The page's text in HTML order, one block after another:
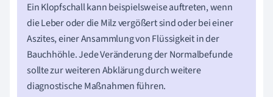
Ein Klopfschall kann beispielsweise auftreten, wenn
die Leber oder die Milz vergößert sind oder bei einer
Aszites, einer Ansammlung von Flüssigkeit in der
Bauchhöhle. Jede Veränderung der Normalbefunde
sollte zur weiteren Abklärung durch weitere
diagnostische Maßnahmen führen.